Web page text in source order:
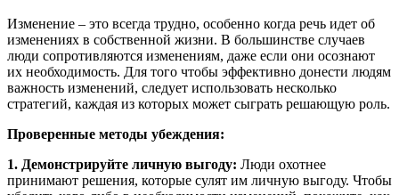
Изменение – это всегда трудно, особенно когда речь идет об
изменениях в собственной жизни. В большинстве случаев
люди сопротивляются изменениям, даже если они осознают
их необходимость. Для того чтобы эффективно донести людям
важность изменений, следует использовать несколько
стратегий, каждая из которых может сыграть решающую роль.
Проверенные методы убеждения:
1. Демонстрируйте личную выгоду: Люди охотнее
принимают решения, которые сулят им личную выгоду. Чтобы